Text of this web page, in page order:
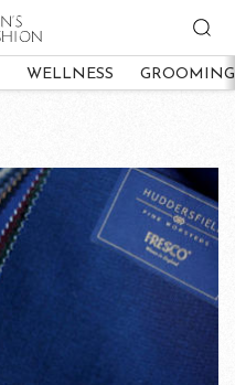
WELLNESS GROOMING